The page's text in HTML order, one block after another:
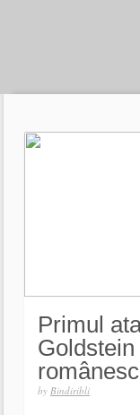
Primul
românesc
by Bindiribli